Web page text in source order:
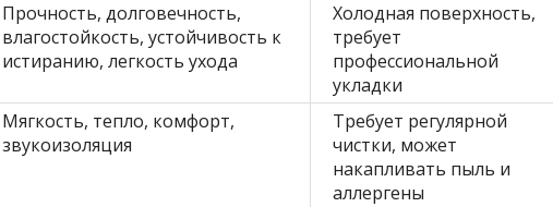
Прочность, долговечность,
влагостойкость, устойчивость к
истиранию, легкость ухода
Холодная поверхность,
требует
профессиональной
укладки
Мягкость, тепло, комфорт,
звукоизоляция
Требует регулярной
чистки, может
накапливать пыль и
аллергены